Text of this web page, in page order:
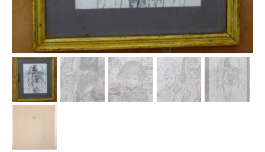
Tableaux – Estampes
Objets vendus
A PROPOS
CONTACT